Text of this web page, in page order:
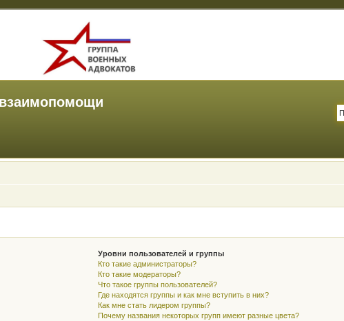
Уровни пользователей и группы
Кто такие администраторы?
Кто такие модераторы?
Что такое группы пользователей?
Где находятся группы и как мне вступить в них?
Как мне стать лидером группы?
Почему названия некоторых групп имеют разные цвета?